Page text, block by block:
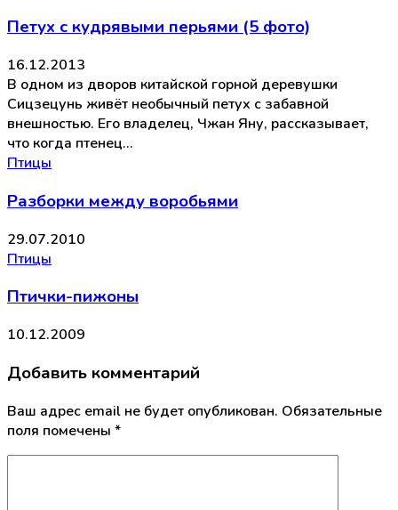
Петух с кудрявыми перьями (5 фото)
16.12.2013
В одном из дворов китайской горной деревушки
Сицзецунь живёт необычный петух с забавной
внешностью. Его владелец, Чжан Яну, рассказывает,
что когда птенец…
Птицы
Разборки между воробьями
29.07.2010
Птицы
Птички-пижоны
10.12.2009
Добавить комментарий
Ваш адрес email не будет опубликован. Обязательные
поля помечены *